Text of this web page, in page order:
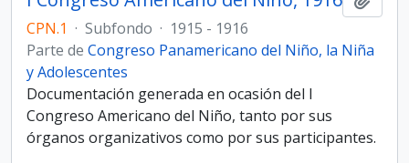
CPN.1 · Subfondo · 1915 - 1916
Parte de Congreso Panamericano del Niño, la Niña
y Adolescentes
Documentación generada en ocasión del I
Congreso Americano del Niño, tanto por sus
órganos organizativos como por sus participantes.